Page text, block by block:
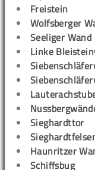
Freistein
Wolfsberger
Seeliger Wand
Linke
Sieghardttor
Haunritzer
Schiffsbug